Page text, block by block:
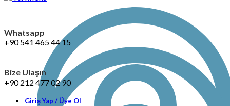
Whatsapp
+90 541 465 44 15
Bize Ulaşın
+90 212 477 02 90
Giriş Yap / Üye Ol